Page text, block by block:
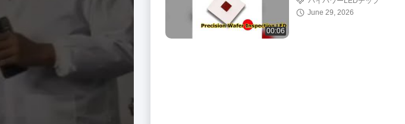
00:06
June 29, 2026